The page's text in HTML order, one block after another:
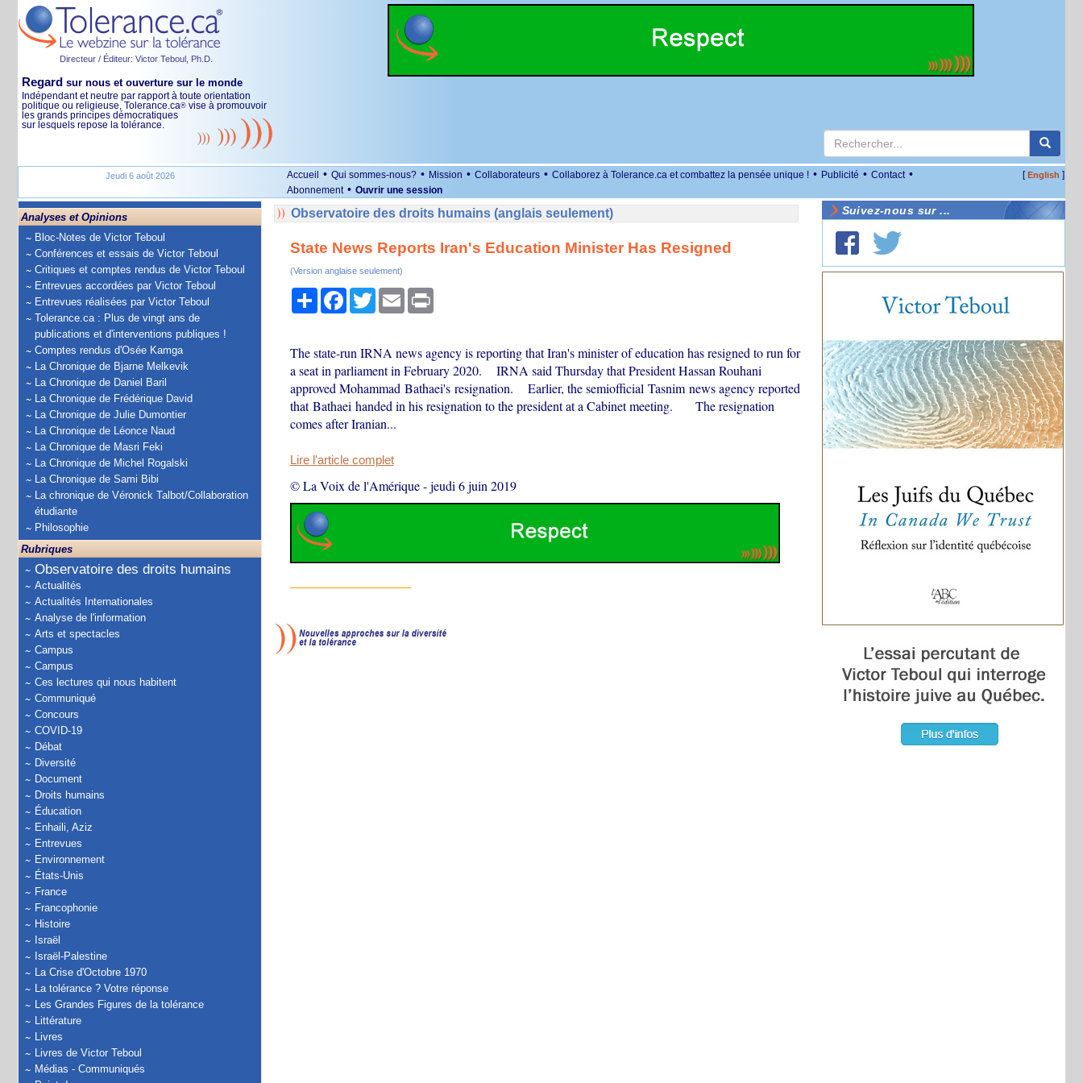
Directeur / Éditeur: Victor Teboul, Ph.D.
Regard sur nous et ouverture sur le monde
Indépendant et neutre par rapport à toute orientation
politique ou religieuse, Tolerance.ca® vise à promouvoir
les grands principes démocratiques
sur lesquels repose la tolérance.
Jeudi 6 août 2026 Accueil • Qui sommes-nous? • Mission • Collaborateurs • Collaborez à Tolerance.ca et combattez la pensée unique ! • Publicité • Contact •
Abonnement • Ouvrir une session
[English ]
Analyses et Opinions
Bloc-Notes de Victor Teboul
Conférences et essais de Victor Teboul
Critiques et comptes rendus de Victor Teboul
Entrevues accordées par Victor Teboul
Entrevues réalisées par Victor Teboul
Tolerance.ca : Plus de vingt ans de
publications et d'interventions publiques !
Comptes rendus d'Osée Kamga
La Chronique de Bjarne Melkevik
La Chronique de Daniel Baril
La Chronique de Frédérique David
La Chronique de Julie Dumontier
La Chronique de Léonce Naud
La Chronique de Masri Feki
La Chronique de Michel Rogalski
La Chronique de Sami Bibi
La chronique de Véronick Talbot/Collaboration
étudiante
Philosophie
Rubriques
Observatoire des droits humains
Actualités
Actualités Internationales
Analyse de l'information
Arts et spectacles
Campus
Campus
Ces lectures qui nous habitent
Communiqué
Concours
COVID-19
Débat
Diversité
Document
Droits humains
Éducation
Enhaili, Aziz
Entrevues
Environnement
États-Unis
France
Francophonie
Histoire
Israël
Israël-Palestine
La Crise d'Octobre 1970
La tolérance ? Votre réponse
Les Grandes Figures de la tolérance
Littérature
Livres
Livres de Victor Teboul
Médias - Communiqués
Observatoire des droits humains (anglais seulement)
State News Reports Iran's Education Minister Has Resigned
(Version anglaise seulement)
PartagerFacebook
TwitterEmail Print
The state-run IRNA news agency is reporting that Iran's minister of education has resigned to run for
a seat in parliament in February 2020. IRNA said Thursday that President Hassan Rouhani
approved Mohammad Bathaei's resignation. Earlier, the semiofficial Tasnim news agency reported
that Bathaei handed in his resignation to the president at a Cabinet meeting. The resignation
comes after Iranian...
Lire l'article complet
© La Voix de l'Amérique-jeudi 6 juin 2019
Suivez-nous sur ...